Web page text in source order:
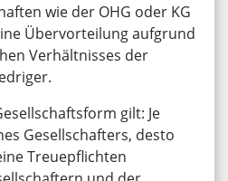
wie der OHG oder KG
Übervorteilung aufgrund
Verhältnisses der
gilt: Je
Gesellschafters, desto
Treuepflichten